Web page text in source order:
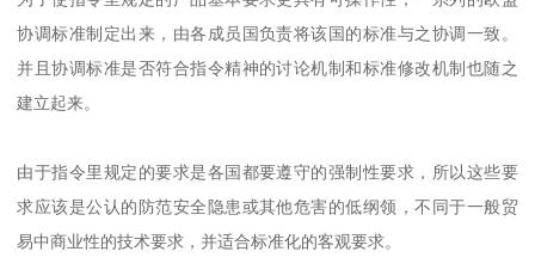
协调标准制定出来，由各成员国负责将该国的标准与之协调一致。
并且协调标准是否符合指令精神的讨论机制和标准修改机制也随之
建立起来。
由于指令里规定的要求是各国都要遵守的强制性要求，所以这些要
求应该是公认的防范安全隐患或其他危害的低纲领，不同于一般贸
易中商业性的技术要求，并适合标准化的客观要求。